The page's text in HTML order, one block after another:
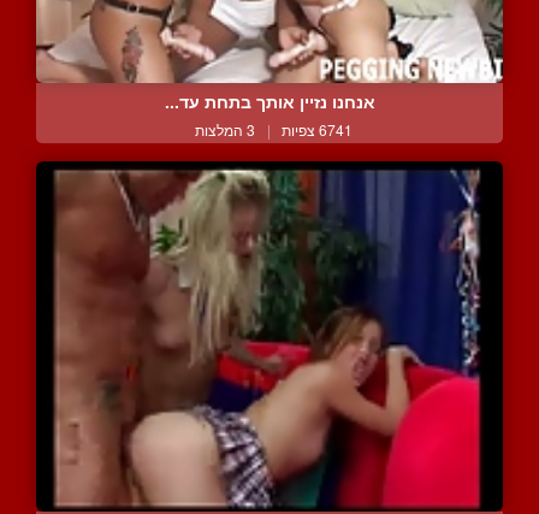
אנחנו נזיין אותך בתחת עד...
6741 צפיות | 3 המלצות